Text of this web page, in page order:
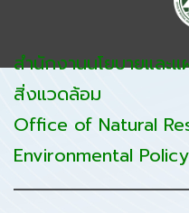
สำนักงานนโยบายและ
สิ่งแวดล้อม
Office of Natural
Environmental